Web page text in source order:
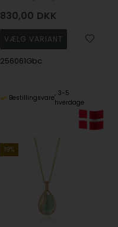
830,00 DKK
256061Gbc
Bestillingsvare
3-5
hverdage
19%